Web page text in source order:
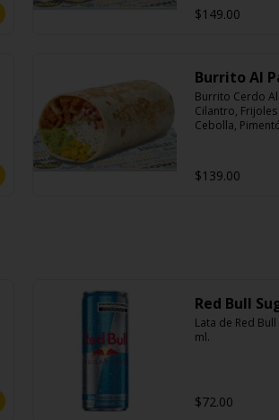
$149.00
Burrito Al
Burrito Cerdo
Cilantro,
Cebolla,
$139.00
Red Bull
Lata de Red
ml.
$72.00